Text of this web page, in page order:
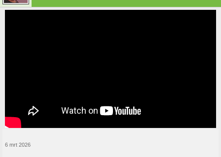
6 mrt 2026